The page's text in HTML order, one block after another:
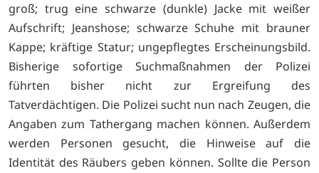
groß; trug eine schwarze (dunkle) Jacke mit weißer
Aufschrift; Jeanshose; schwarze Schuhe mit brauner
Kappe; kräftige Statur; ungepflegtes Erscheinungsbild.
Bisherige sofortige Suchmaßnahmen der Polizei
führten bisher nicht zur Ergreifung des
Tatverdächtigen. Die Polizei sucht nun nach Zeugen, die
Angaben zum Tathergang machen können. Außerdem
werden Personen gesucht, die Hinweise auf die
Identität des Räubers geben können. Sollte die Person